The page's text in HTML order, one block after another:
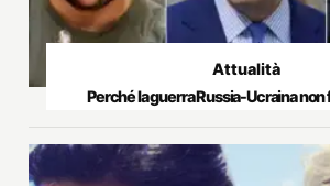
Attualità
Perché la guerra Russia-Ucraina